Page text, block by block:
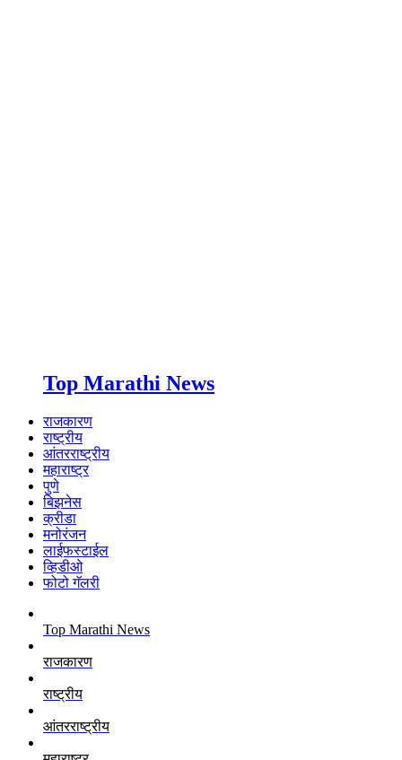
Top Marathi News
राजकारण
राष्ट्रीय
आंतरराष्ट्रीय
महाराष्ट्र
पुणे
बिझनेस
क्रीडा
मनोरंजन
लाईफस्टाईल
व्हिडीओ
फोटो गॅलरी
Top Marathi News
राजकारण
राष्ट्रीय
आंतरराष्ट्रीय